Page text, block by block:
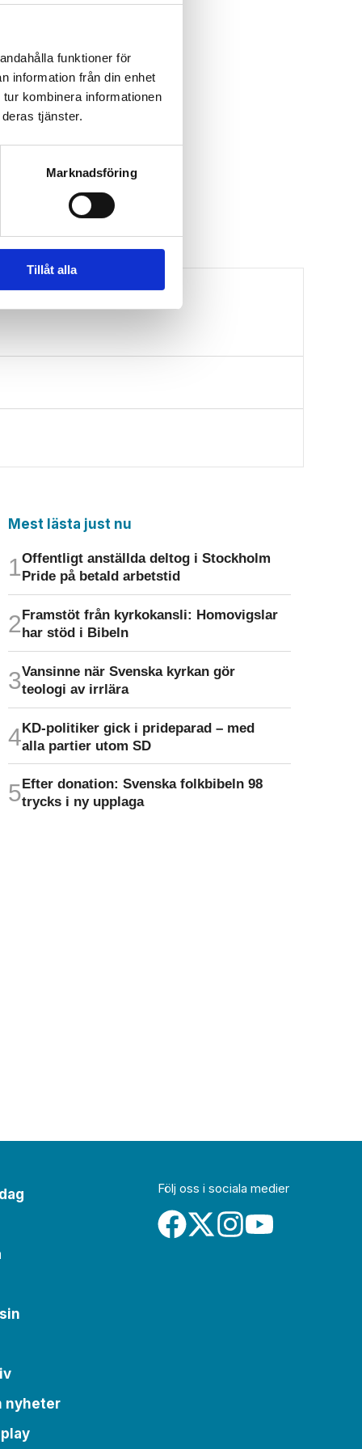
funktioner för
information från din enhet
kombinera informationen
tjänster.
Marknadsföring
Tillåt alla
Mest lästa just nu
Offentligt anställda deltog i Stockholm
Pride på betald arbetstid
Framstöt från kyrkokansli: Homo­vigslar
har stöd i Bibeln
Vansinne när Svenska kyrkan gör
teologi av irrlära
KD-politiker gick i prideparad – med
alla partier utom SD
Efter donation: Svenska folkbibeln 98
trycks i ny upplaga
nyheter
Följ oss i sociala medier